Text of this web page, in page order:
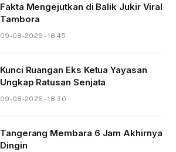
Fakta Mengejutkan di Balik Jukir Viral
Tambora
09-08-2026 - 18.45
Kunci Ruangan Eks Ketua Yayasan
Ungkap Ratusan Senjata
09-08-2026 - 18.30
Tangerang Membara 6 Jam Akhirnya
Dingin